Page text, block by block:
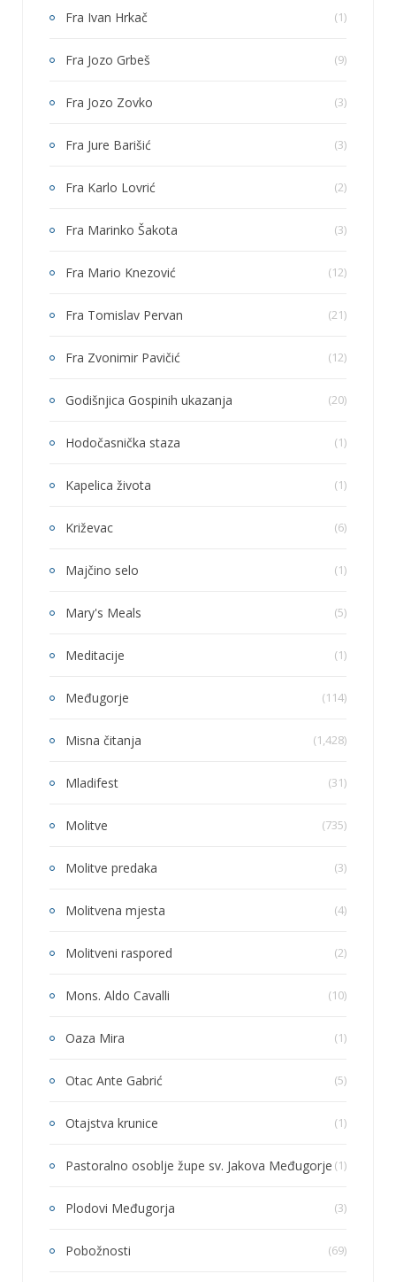
Fra Ivan Hrkač (1)
Fra Jozo Grbeš (9)
Fra Jozo Zovko (3)
Fra Jure Barišić (3)
Fra Karlo Lovrić (2)
Fra Marinko Šakota (3)
Fra Mario Knezović (12)
Fra Tomislav Pervan (21)
Fra Zvonimir Pavičić (12)
Godišnjica Gospinih ukazanja (20)
Hodočasnička staza (1)
Kapelica života (1)
Križevac (6)
Majčino selo (1)
Mary's Meals (5)
Meditacije (1)
Međugorje (114)
Misna čitanja (1,428)
Mladifest (31)
Molitve (735)
Molitve predaka (3)
Molitvena mjesta (4)
Molitveni raspored (2)
Mons. Aldo Cavalli (10)
Oaza Mira (1)
Otac Ante Gabrić (5)
Otajstva krunice (1)
Pastoralno osoblje župe sv. Jakova Međugorje (1)
Plodovi Međugorja (3)
Pobožnosti (69)